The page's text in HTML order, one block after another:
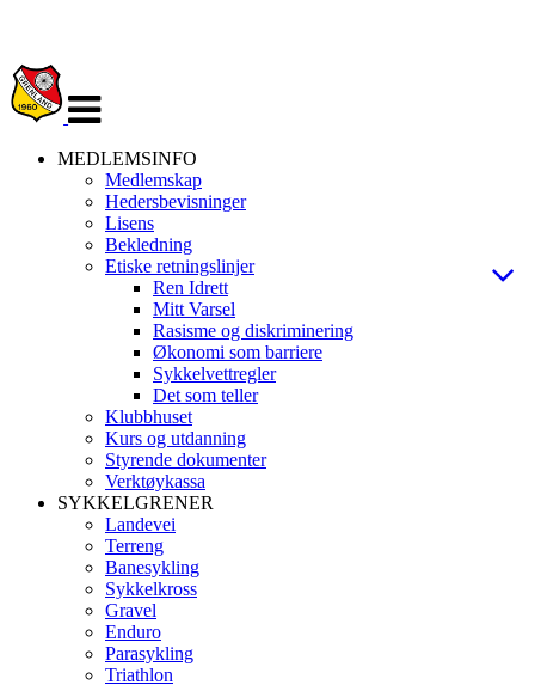
navigasjon
MEDLEMSINFO
Medlemskap
Hedersbevisninger
Lisens
Bekledning
Etiske retningslinjer
Ren Idrett
Mitt Varsel
Rasisme og diskriminering
Økonomi som barriere
Sykkelvettregler
Det som teller
Klubbhuset
Kurs og utdanning
Styrende dokumenter
Verktøykassa
SYKKELGRENER
Landevei
Terreng
Banesykling
Sykkelkross
Gravel
Enduro
Parasykling
Triathlon